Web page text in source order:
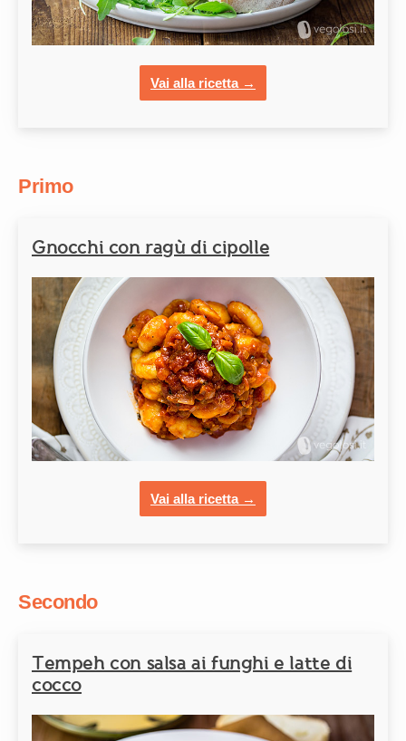
Vai alla ricetta →
Primo
Gnocchi con ragù di cipolle
Vai alla ricetta →
Secondo
Tempeh con salsa ai funghi e latte di
cocco